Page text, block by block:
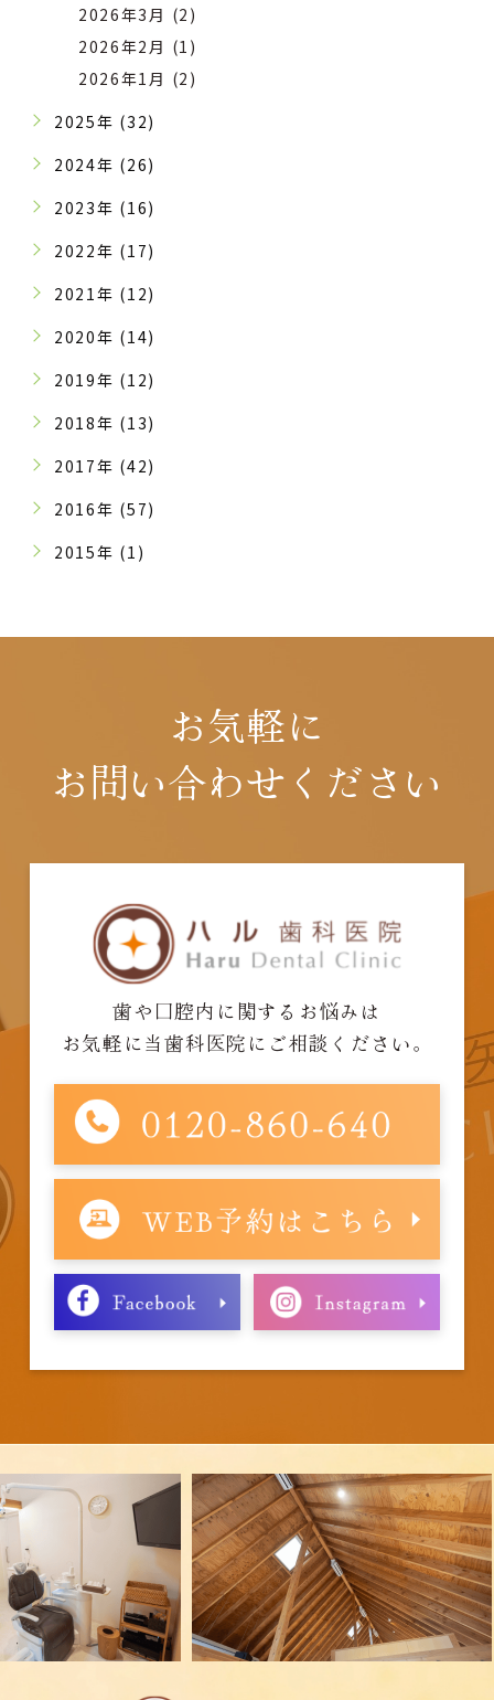
2026年3月 (2)
2026年2月 (1)
2026年1月 (2)
2025年 (32)
2024年 (26)
2023年 (16)
2022年 (17)
2021年 (12)
2020年 (14)
2019年 (12)
2018年 (13)
2017年 (42)
2016年 (57)
2015年 (1)
お気軽に
お問い合わせください
歯や口腔内に関するお悩みは
お気軽に当歯科医院にご相談ください。